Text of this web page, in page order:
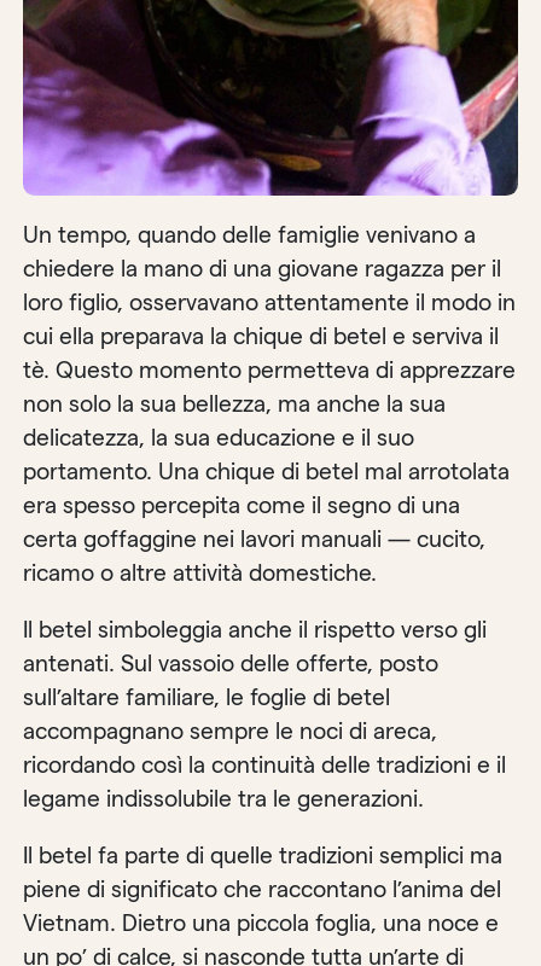
Un tempo, quando delle famiglie venivano a
chiedere la mano di una giovane ragazza per il
loro figlio, osservavano attentamente il modo in
cui ella preparava la chique di betel e serviva il
tè. Questo momento permetteva di apprezzare
non solo la sua bellezza, ma anche la sua
delicatezza, la sua educazione e il suo
portamento. Una chique di betel mal arrotolata
era spesso percepita come il segno di una
certa goffaggine nei lavori manuali — cucito,
ricamo o altre attività domestiche.
Il betel simboleggia anche il rispetto verso gli
antenati. Sul vassoio delle offerte, posto
sull’altare familiare, le foglie di betel
accompagnano sempre le noci di areca,
ricordando così la continuità delle tradizioni e il
legame indissolubile tra le generazioni.
Il betel fa parte di quelle tradizioni semplici ma
piene di significato che raccontano l’anima del
Vietnam. Dietro una piccola foglia, una noce e
un po’ di calce, si nasconde tutta un’arte di